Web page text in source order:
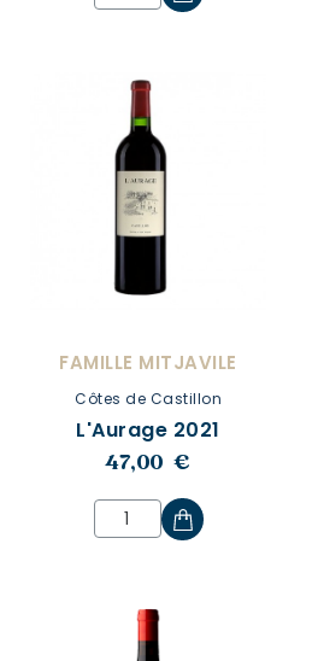
FAMILLE MITJAVILE
Côtes de Castillon
L'Aurage 2021
47,00 €